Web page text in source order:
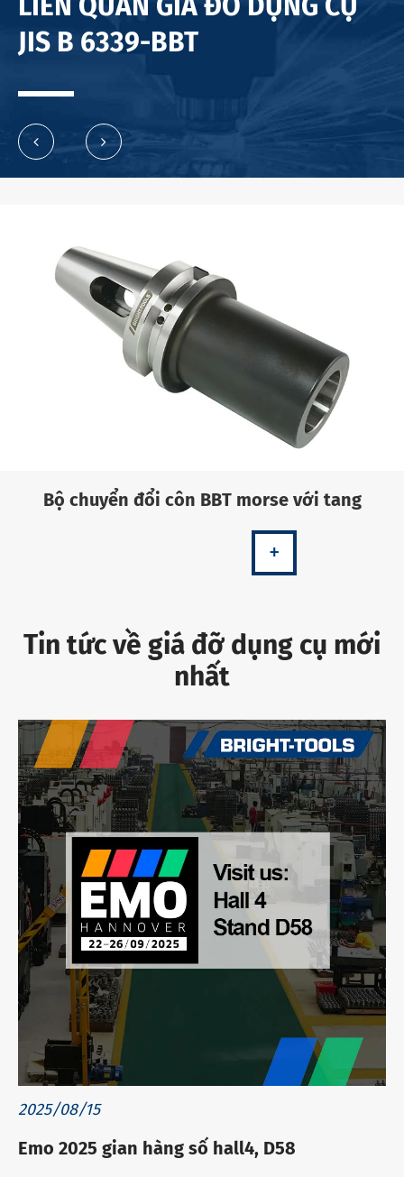
JIS B 6339-BBT
Bộ chuyển đổi côn BBT morse với tang
+
Tin tức về giá đỡ dụng cụ mới
nhất
2025/08/15
Emo 2025 gian hàng số hall4, D58